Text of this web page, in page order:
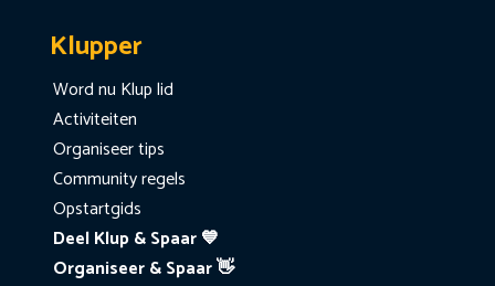
Klupper
Word nu Klup lid
Activiteiten
Organiseer tips
Community regels
Opstartgids
Deel Klup & Spaar 💙
Organiseer & Spaar 👋